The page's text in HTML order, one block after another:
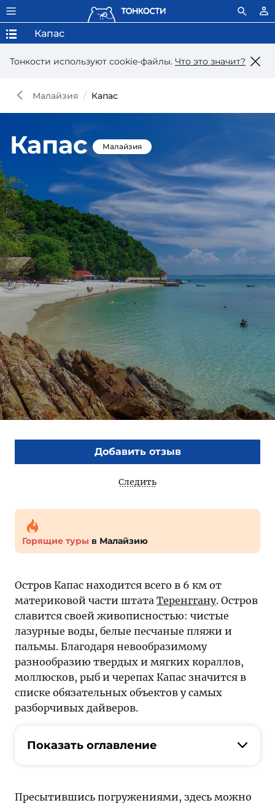
Тонкости используют сookie-файлы. Что это значит?
Капас
Малайзия Капас
Капас Малайзия
Добавить отзыв
Следить
Горящие туры в Малайзию
Остров Капас находится всего в 6 км от
материковой части штата Теренггану. Остров
славится своей живописностью: чистые
лазурные воды, белые песчаные пляжи и
пальмы. Благодаря невообразимому
разнообразию твердых и мягких кораллов,
моллюсков, рыб и черепах Капас значится в
списке обязательных объектов у самых
разборчивых дайверов.
Показать оглавление
Пресытившись погружениями, здесь можно